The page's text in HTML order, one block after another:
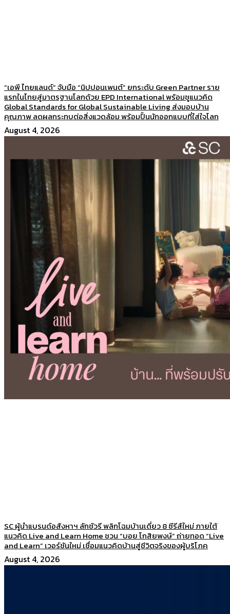
“เอพี ไทยแลนด์” จับมือ “นิปปอนเพนต์” ยกระดับ Green Partner ราย
แรกในไทยสู่มาตรฐานโลกด้วย EPD International พร้อมชูแนวคิด
Global Standards for Global Sustainable Living ส่งมอบบ้าน
คุณภาพ ลดผลกระทบต่อสิ่งแวดล้อม พร้อมปั้นนักออกแบบที่ใส่ใจโลก
August 4, 2026
SC ผู้นำแบรนด์อสังหาฯ ลักชัวรี พลิกโฉมบ้านเดี่ยว 8 ซีรีส์ใหม่ ภายใต้
แนวคิด Live and Learn Home ชวน “บอย โกสิยพงษ์” ถ่ายทอด “Live
and Learn” เวอร์ชันใหม่ เชื่อมแนวคิดบ้านสู่ชีวิตจริงของผู้บริโภค
August 4, 2026